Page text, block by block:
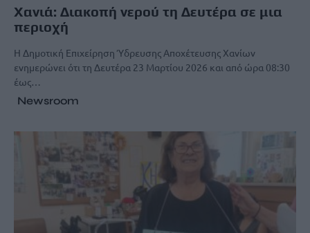
Χανιά: Διακοπή νερού τη Δευτέρα σε μια
περιοχή
Η Δημοτική Επιχείρηση Ύδρευσης Αποχέτευσης Χανίων
ενημερώνει ότι τη Δευτέρα 23 Μαρτίου 2026 και από ώρα 08:30
έως…
Newsroom